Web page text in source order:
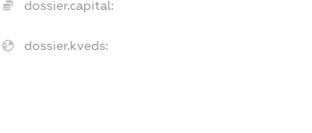
dossier.capital:
dossier.kveds: